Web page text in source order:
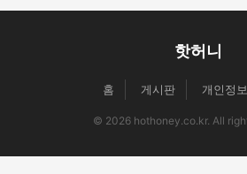
핫허니
홈 게시판 개인정
© 2026 hothoney.co.kr. All